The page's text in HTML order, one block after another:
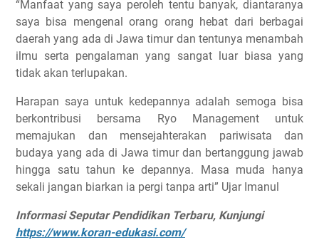
“Manfaat yang saya peroleh tentu banyak, diantaranya
saya bisa mengenal orang orang hebat dari berbagai
daerah yang ada di Jawa timur dan tentunya menambah
ilmu serta pengalaman yang sangat luar biasa yang
tidak akan terlupakan.
Harapan saya untuk kedepannya adalah semoga bisa
berkontribusi bersama Ryo Management untuk
memajukan dan mensejahterakan pariwisata dan
budaya yang ada di Jawa timur dan bertanggung jawab
hingga satu tahun ke depannya. Masa muda hanya
sekali jangan biarkan ia pergi tanpa arti” Ujar Imanul
Informasi Seputar Pendidikan Terbaru, Kunjungi
https://www.koran-edukasi.com/